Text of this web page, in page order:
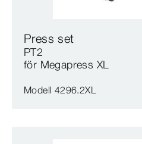
Press set
PT2
för Megapress XL
Modell 4296.2XL